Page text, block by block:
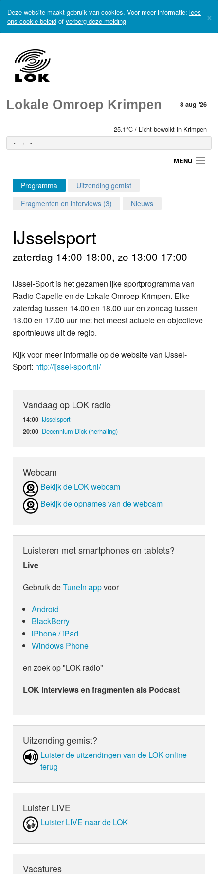
Deze website maakt gebruik van cookies. Voor meer informatie: lees
ons cookie-beleid of verberg deze melding. ×
Lokale Omroep Krimpen 8 aug '26
25.1°C / Licht bewolkt in Krimpen
- -
MENU
Login
Programma's
Foto's
Video
Webcam
Info
Programma
Uitzending gemist
Fragmenten en interviews (3)
Nieuws
IJsselsport
zaterdag 14:00-18:00, zo 13:00-17:00
IJssel-Sport is het gezamenlijke sportprogramma van
Radio Capelle en de Lokale Omroep Krimpen. Elke
zaterdag tussen 14.00 en 18.00 uur en zondag tussen
13.00 en 17.00 uur met het meest actuele en objectieve
sportnieuws uit de regio.
Kijk voor meer informatie op de website van IJssel-
Sport: http://ijssel-sport.nl/
Vandaag op LOK radio
14:00 IJsselsport
20:00 Decennium Dick (herhaling)
Webcam
Bekijk de LOK webcam
Bekijk de opnames van de webcam
Luisteren met smartphones en tablets?
Live
Gebruik deTuneIn appvoor
Android
BlackBerry
iPhone / iPad
Windows Phone
en zoek op "LOK radio"
LOK interviews en fragmenten als Podcast
Uitzending gemist?
Luister de uit­zen­din­gen van de LOK online
terug
Luister LIVE
Luister LIVE naar de LOK
Vacatures